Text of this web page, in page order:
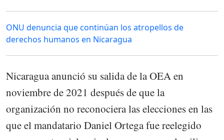
ONU denuncia que continúan los atropellos de
derechos humanos en Nicaragua
Nicaragua anunció su salida de la OEA en
noviembre de 2021 después de que la
organización no reconociera las elecciones en las
que el mandatario Daniel Ortega fue reelegido